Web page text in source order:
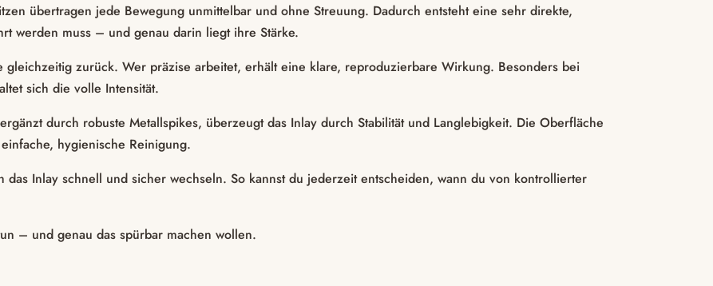
übertragen jede Bewegung unmittelbar und ohne Streuung. Dadurch entsteht eine sehr direkte,
werden muss – und genau darin liegt ihre Stärke.
zurück. Wer präzise arbeitet, erhält eine klare, reproduzierbare Wirkung. Besonders bei
sich die volle Intensität.
durch robuste Metallspikes, überzeugt das Inlay durch Stabilität und Langlebigkeit. Die Oberfläche
hygienische Reinigung.
das Inlay schnell und sicher wechseln. So kannst du jederzeit entscheiden, wann du von kontrollierter
– und genau das spürbar machen wollen.